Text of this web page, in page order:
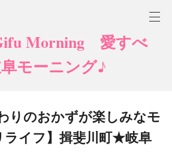
Morning 愛すべ
モーニング♪
のおかずが楽しみなモ
ライフ】揖斐川町★岐阜